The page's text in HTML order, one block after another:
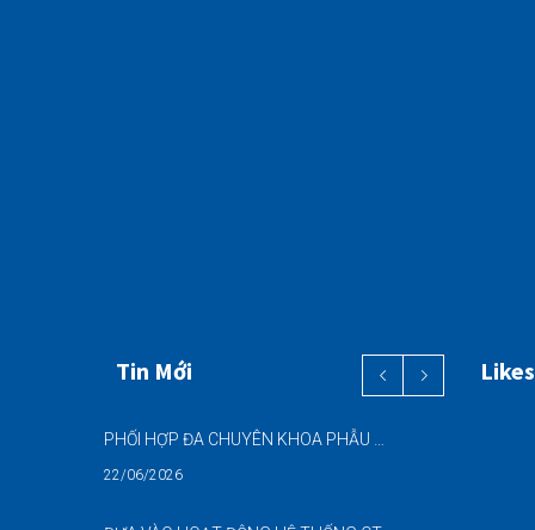
Tin Mới
PHỐI HỢP ĐA CHUYÊN KHOA PHẪU THUẬT NỘI SOI “2 TRONG 1” THÀNH CÔNG CHO BỆNH NHÂN 69 TUỔI MẮC ĐỒNG THỜI HAI BỆNH LÝ NẶNG
22/06/2026
Likes